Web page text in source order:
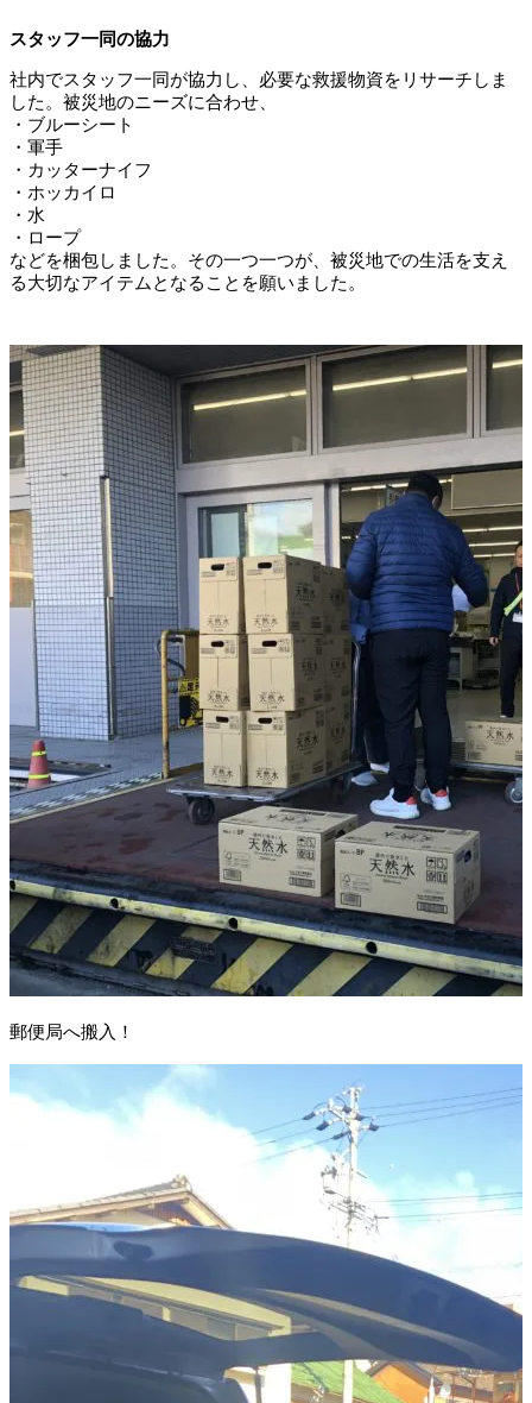
スタッフ一同の協力
社内でスタッフ一同が協力し、必要な救援物資をリサーチしま
した。被災地のニーズに合わせ、
・ブルーシート
・軍手
・カッターナイフ
・ホッカイロ
・水
・ロープ
などを梱包しました。その一つ一つが、被災地での生活を支え
る大切なアイテムとなることを願いました。
郵便局へ搬入！